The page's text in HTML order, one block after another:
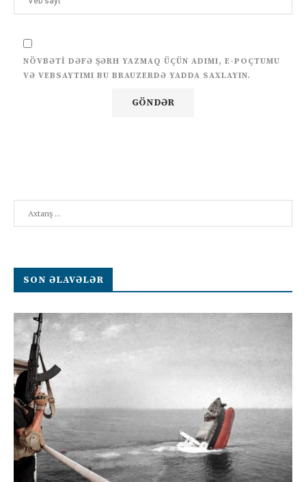
NÖVBƏTI DƏFƏ ŞƏRH YAZMAQ ÜÇÜN ADIMI, E-POÇTUMU
VƏ VEBSAYTIMI BU BRAUZERDƏ YADDA SAXLAYIN.
SON ƏLAVƏLƏR